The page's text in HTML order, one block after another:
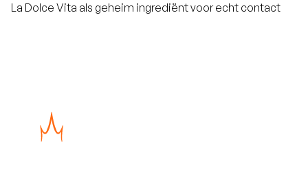
La Dolce Vita als geheim ingrediënt voor echt contact